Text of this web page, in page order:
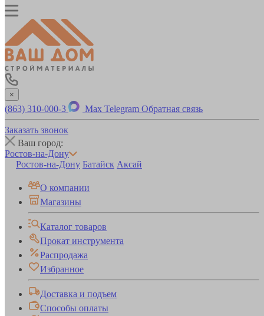
×
(863) 310-000-3 Max Telegram Обратная связь
Заказать звонок
Ваш город:
Ростов-на-Дону
Ростов-на-Дону Батайск Аксай
О компании
Магазины
Каталог товаров
Прокат инструмента
Распродажа
Избранное
Доставка и подъем
Способы оплаты